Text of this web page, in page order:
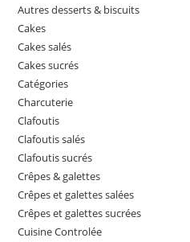
Autres desserts & biscuits
Cakes
Cakes salés
Cakes sucrés
Catégories
Charcuterie
Clafoutis
Clafoutis salés
Clafoutis sucrés
Crêpes & galettes
Crêpes et galettes salées
Crêpes et galettes sucrées
Cuisine Controlée